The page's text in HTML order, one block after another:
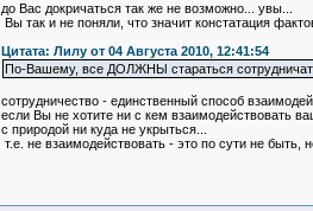
до Вас докричаться так же не возможно... увы...
Вы так и не поняли, что значит констатация
Цитата: Лилу от 04 Августа 2010, 12:41:54
По-Вашему, все ДОЛЖНЫ стараться
сотрудничество - единственный способ
если Вы не хотите ни с кем взаимодействовать
с природой ни куда не укрыться...
т.е. не взаимодействовать - это по сути не быть,